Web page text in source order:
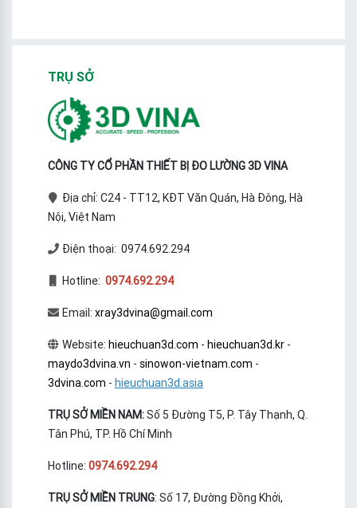
TRỤ SỞ
CÔNG TY CỔ PHẦN THIẾT BỊ ĐO LƯỜNG 3D VINA
Địa chỉ: C24 - TT12, KĐT Văn Quán, Hà Đông, Hà
Nội, Việt Nam
Điện thoại: 0974.692.294
Hotline: 0974.692.294
Email: xray3dvina@gmail.com
Website: hieuchuan3d.com - hieuchuan3d.kr-
maydo3dvina.vn - sinowon-vietnam.com -
3dvina.com - hieuchuan3d.asia
TRỤ SỞ MIỀN NAM:Số 5 Đường T5, P. Tây Thạnh, Q.
Tân Phú, TP. Hồ Chí Minh
Hotline: 0974.692.294
TRỤ SỞ MIỀN TRUNG: Số 17, Đường Đồng Khởi,